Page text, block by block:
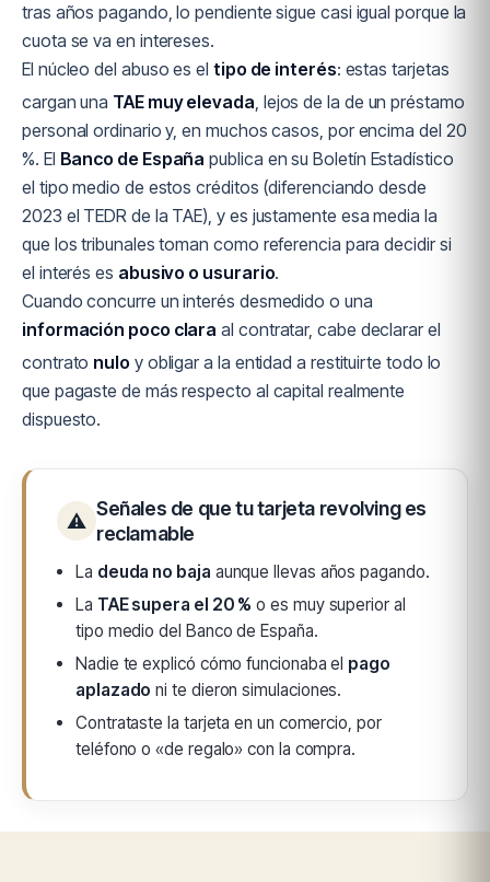
tras años pagando, lo pendiente sigue casi igual porque la
cuota se va en intereses.
El núcleo del abuso es el tipo de interés: estas tarjetas
cargan una TAE muy elevada, lejos de la de un préstamo
personal ordinario y, en muchos casos, por encima del 20
%. El Banco de España publica en su Boletín Estadístico
el tipo medio de estos créditos (diferenciando desde
2023 el TEDR de la TAE), y es justamente esa media la
que los tribunales toman como referencia para decidir si
el interés es abusivo o usurario.
Cuando concurre un interés desmedido o una
información poco clara al contratar, cabe declarar el
contrato nulo y obligar a la entidad a restituirte todo lo
que pagaste de más respecto al capital realmente
dispuesto.
⚠
Señales de que tu tarjeta revolving es
reclamable
La deuda no baja aunque llevas años pagando.
La TAE supera el 20 % o es muy superior al
tipo medio del Banco de España.
Nadie te explicó cómo funcionaba el pago
aplazado ni te dieron simulaciones.
Contrataste la tarjeta en un comercio, por
teléfono o «de regalo» con la compra.